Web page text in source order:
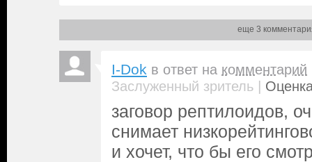
еще 3
I-Dok в ответ на комментарий
Заслуженный зритель |
заговор рептилоидов,
снимает
и хочет, что бы его